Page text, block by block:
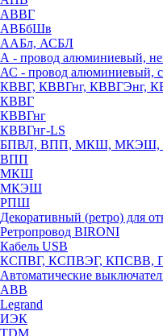
АВВГ
АВБбШв
ААБл, АСБЛ
А - провод алюминиевый,
АС - провод алюминиевый,
КВВГ, КВВГнг, КВВГЭнг,
КВВГ
КВВГнг
КВВГнг-LS
БПВЛ, ВПП, МКШ,
ВПП
МКШ
МКЭШ
РПШ
Декоративный (ретро) для
Ретропровод BIRONI
Кабель USB
КСПВГ, КСПВЭГ,
Автоматические
ABB
Legrand
ИЭК
TDM